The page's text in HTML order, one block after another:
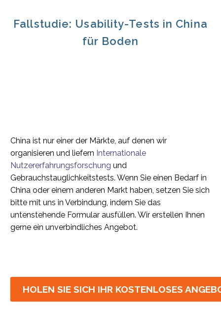
Fallstudie: Usability-Tests in China
für Boden
China ist nur einer der Märkte, auf denen wir
organisieren und liefern Internationale
Nutzererfahrungsforschung und
Gebrauchstauglichkeitstests. Wenn Sie einen Bedarf in
China oder einem anderen Markt haben, setzen Sie sich
bitte mit uns in Verbindung, indem Sie das
untenstehende Formular ausfüllen. Wir erstellen Ihnen
gerne ein unverbindliches Angebot.
HOLEN SIE SICH IHR KOSTENLOSES